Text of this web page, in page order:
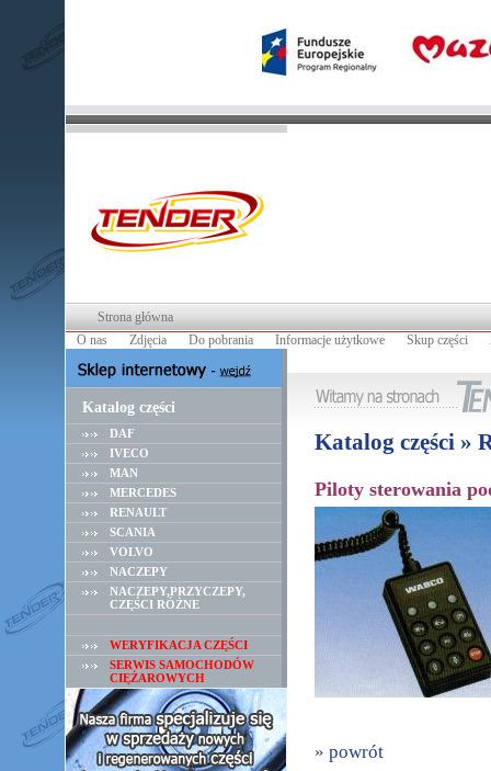
Strona główna
O nas
Zdjęcia Do pobrania Informacje użytkowe Skup części
Katalog części
DAF
IVECO
MAN
MERCEDES
RENAULT
SCANIA
VOLVO
NACZEPY
NACZEPY,PRZYCZEPY,
CZĘŚCI RÓŻNE
WERYFIKACJA CZĘŚCI
SERWIS SAMOCHODÓW
CIĘŻAROWYCH
Katalog części »
Piloty sterowania
» powrót